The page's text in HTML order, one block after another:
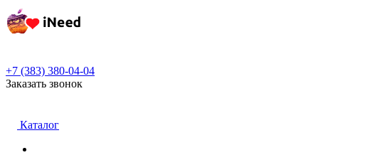
+7 (383) 380-04-04
Заказать звонок
Каталог